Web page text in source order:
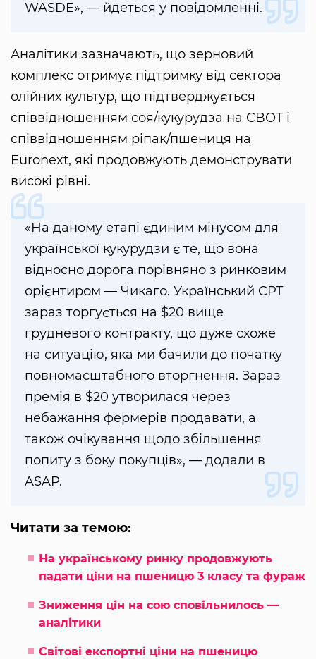
WASDE», — йдеться у повідомленні.
Аналітики зазначають, що зерновий
комплекс отримує підтримку від сектора
олійних культур, що підтверджується
співвідношенням соя/кукурудза на CBOT і
співвідношенням ріпак/пшениця на
Euronext, які продовжують демонструвати
високі рівні.
«На даному етапі єдиним мінусом для
української кукурудзи є те, що вона
відносно дорога порівняно з ринковим
орієнтиром — Чикаго. Український CPT
зараз торгується на $20 вище
грудневого контракту, що дуже схоже
на ситуацію, яка ми бачили до початку
повномасштабного вторгнення. Зараз
премія в $20 утворилася через
небажання фермерів продавати, а
також очікування щодо збільшення
попиту з боку покупців», — додали в
ASAP.
Читати за темою:
На українському ринку продовжують
падати ціни на пшеницю 3 класу та фураж
Зниження цін на сою сповільнилось —
аналітики
Світові експортні ціни на пшеницю